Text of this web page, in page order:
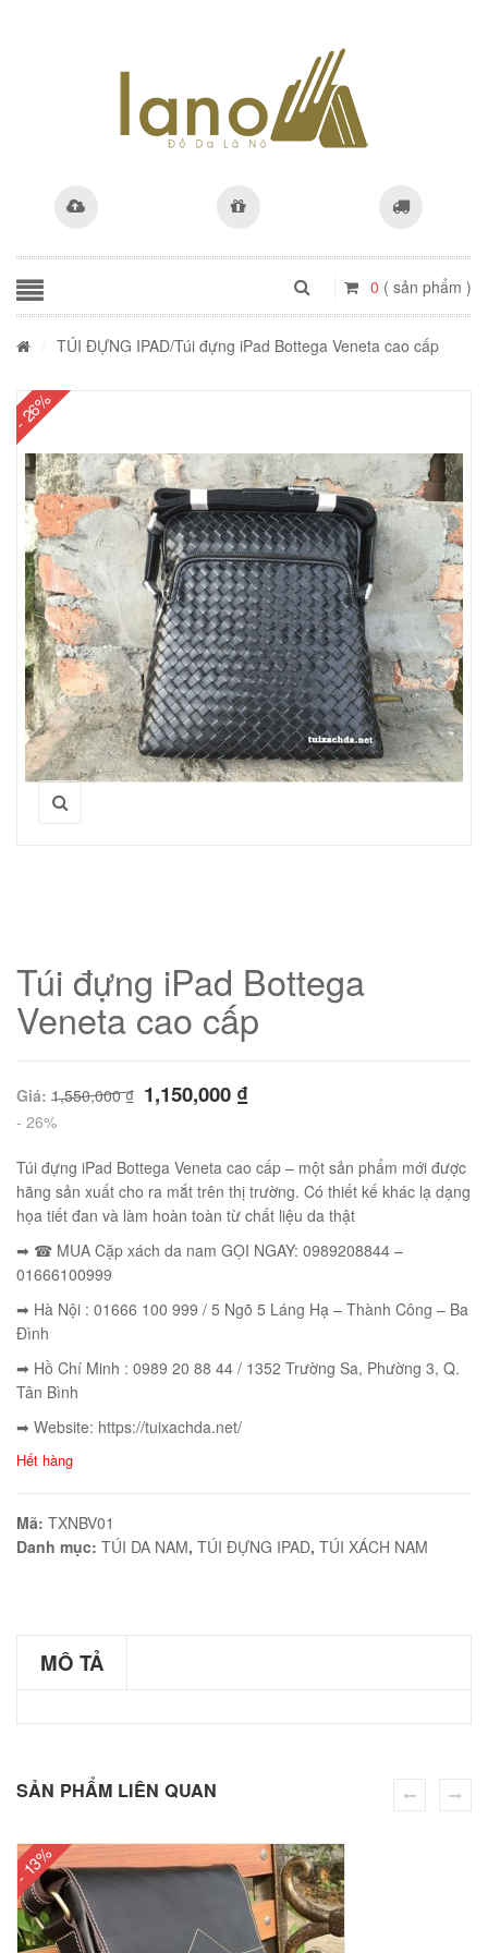
0 ( sản phẩm )
TÚI ĐỰNG IPAD/Túi đựng iPad Bottega Veneta cao cấp
- 26%
Túi đựng iPad Bottega
Veneta cao cấp
Giá: 1,550,000₫ 1,150,000 ₫
- 26%
Túi đựng iPad Bottega Veneta cao cấp – một sản phẩm mới được
hãng sản xuất cho ra mắt trên thị trường. Có thiết kế khác lạ dạng
họa tiết đan và làm hoàn toàn từ chất liệu da thật
➡ ☎ MUA Cặp xách da nam GỌI NGAY: 0989208844 –
01666100999
➡ Hà Nội : 01666 100 999 / 5 Ngõ 5 Láng Hạ – Thành Công – Ba
Đình
➡ Hồ Chí Minh : 0989 20 88 44 / 1352 Trường Sa, Phường 3, Q.
Tân Bình
➡ Website: https://tuixachda.net/
Hết hàng
Mã: TXNBV01
Danh mục: TÚI DA NAM, TÚI ĐỰNG IPAD, TÚI XÁCH NAM
MÔ TẢ
SẢN PHẨM LIÊN QUAN
- 13%